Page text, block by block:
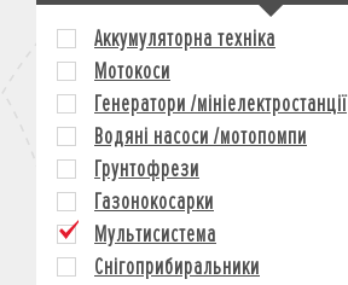
КОРПОРАТИВНИМ КЛІЄНТАМ
МОТОЦИКЛИ
КРЕДИТ
СТРАХУВАННЯ
КОРПОРАТИВНИМ КЛІЄНТАМ
Аккумуляторна техніка
Мотокоси
Генератори /мініелектростанції
Водяні насоси /мотопомпи
Грунтофрези
Газонокосарки
Мультисистема
Снігоприбиральники